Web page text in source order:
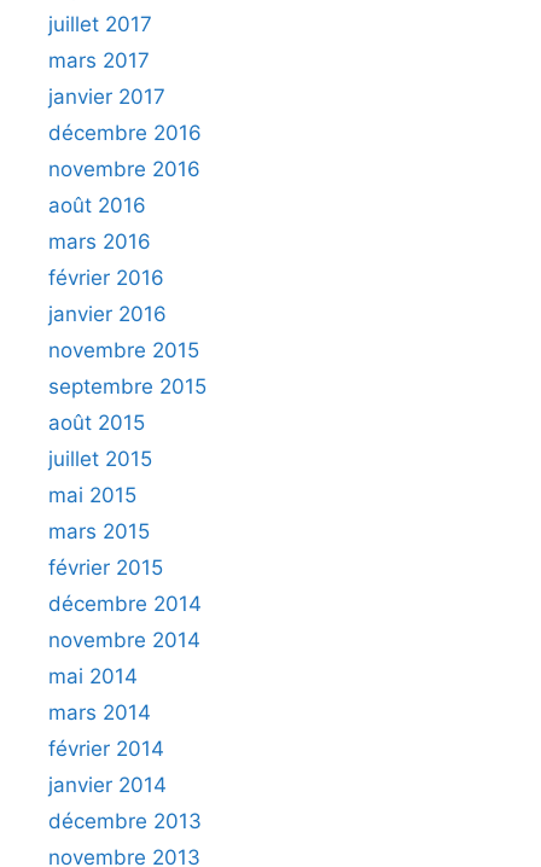
juillet 2017
mars 2017
janvier 2017
décembre 2016
novembre 2016
août 2016
mars 2016
février 2016
janvier 2016
novembre 2015
septembre 2015
août 2015
juillet 2015
mai 2015
mars 2015
février 2015
décembre 2014
novembre 2014
mai 2014
mars 2014
février 2014
janvier 2014
décembre 2013
novembre 2013